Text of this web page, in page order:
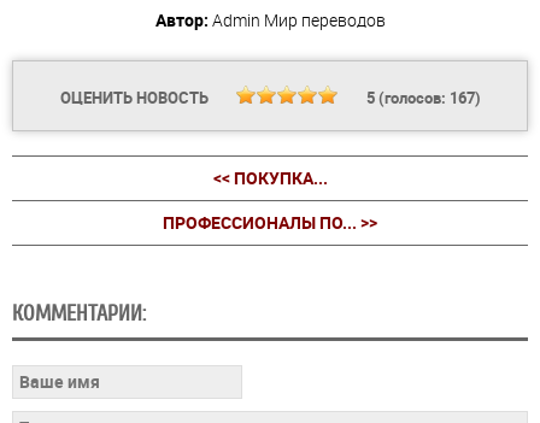
Автор: Admin Мир переводов
ОЦЕНИТЬ НОВОСТЬ 5(голосов: 167)
<< ПОКУПКА...
ПРОФЕССИОНАЛЫ ПО... >>
КОММЕНТАРИИ: